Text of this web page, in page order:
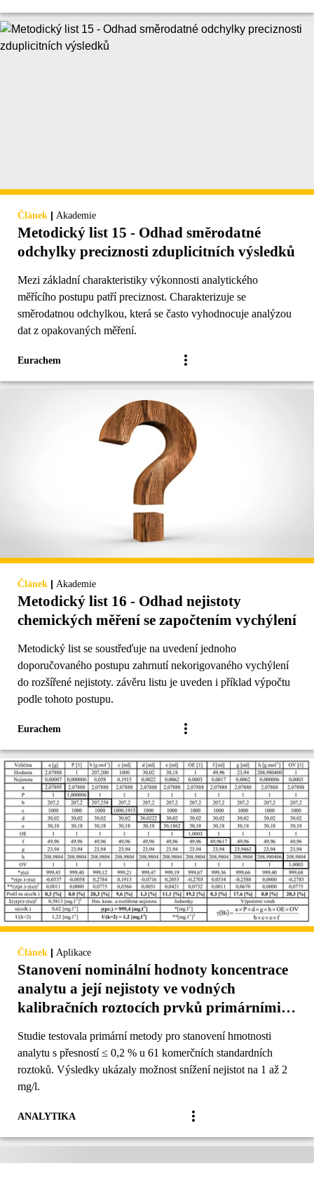
Článek | Akademie
Metodický list 15 - Odhad směrodatné
odchylky preciznosti zduplicitních výsledků
Mezi základní charakteristiky výkonnosti analytického
měřícího postupu patří preciznost. Charakterizuje se
směrodatnou odchylkou, která se často vyhodnocuje analýzou
dat z opakovaných měření.
Eurachem
Článek | Akademie
Metodický list 16 - Odhad nejistoty
chemických měření se započtením vychýlení
Metodický list se soustřeďuje na uvedení jednoho
doporučovaného postupu zahrnutí nekorigovaného vychýlení
do rozšířené nejistoty. závěru listu je uveden i příklad výpočtu
podle tohoto postupu.
Eurachem
Článek | Aplikace
Stanovení nominální hodnoty koncentrace
analytu a její nejistoty ve vodných
kalibračních roztocích prvků primárními
Studie testovala primární metody pro stanovení hmotnosti
analytu s přesností ≤ 0,2 % u 61 komerčních standardních
roztoků. Výsledky ukázaly možnost snížení nejistot na 1 až 2
mg/l.
ANALYTIKA